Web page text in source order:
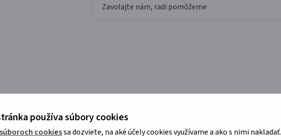
používa súbory cookies
cookiessa dozviete, na aké účely cookies využívame a ako s nimi nakladať.
Zavolajte nám, radi pomôžeme
7,30 EUR s DPH